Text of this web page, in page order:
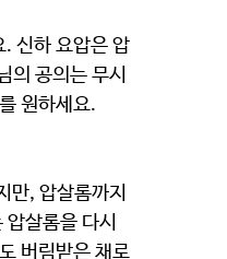
신하 요압은 압
의 공의는 무시
원하세요.
만, 압살롬까지
살롬을 다시
버림받은 채로